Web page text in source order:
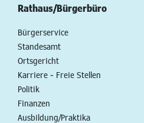
Rathaus/Bürgerbüro
Bürgerservice
Standesamt
Ortsgericht
Karriere - Freie Stellen
Politik
Finanzen
Ausbildung/Praktika